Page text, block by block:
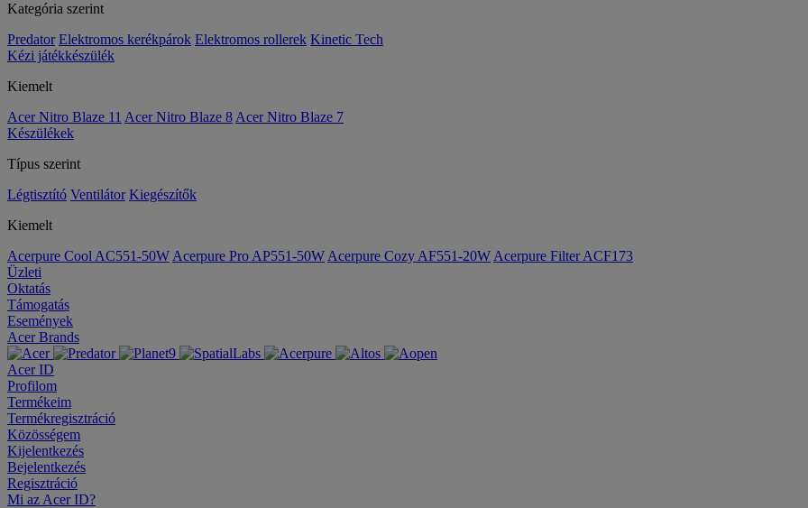
Kategória szerint
Predator Elektromos kerékpárok Elektromos rollerek Kinetic Tech
Kézi játékkészülék
Kiemelt
Acer Nitro Blaze 11 Acer Nitro Blaze 8 Acer Nitro Blaze 7
Készülékek
Típus szerint
Légtisztító Ventilátor Kiegészítők
Kiemelt
Acerpure Cool AC551-50W Acerpure Pro AP551-50W Acerpure Cozy AF551-20W Acerpure Filter ACF173
Üzleti
Oktatás
Támogatás
Események
Acer Brands
Acer ID
Profilom
Termékeim
Termékregisztráció
Közösségem
Kijelentkezés
Bejelentkezés
Regisztráció
Mi az Acer ID?